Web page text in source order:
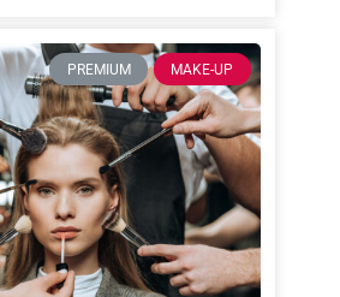
PREMIUM MAKE-UP